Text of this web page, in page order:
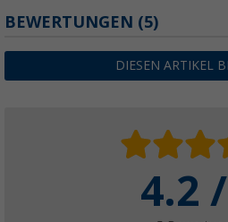
BEWERTUNGEN (5)
DIESEN ARTIKEL
4.2